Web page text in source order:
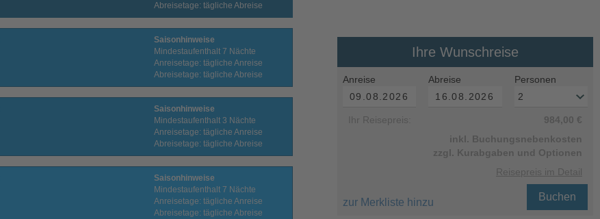
Ihre Wunschreise
Anreise Abreise Personen
Ihr Reisepreis:
984,00 €
inkl. Buchungsnebenkosten
zzgl. Kurabgaben und Optionen
Reisepreis im Detail
zur Merkliste hinzu Buchen
Abreisetage: tägliche Abreise
Saisonhinweise
Mindestaufenthalt 7 Nächte
Anreisetage: tägliche Anreise
Abreisetage: tägliche Abreise
Saisonhinweise
Mindestaufenthalt 3 Nächte
Anreisetage: tägliche Anreise
Abreisetage: tägliche Abreise
Saisonhinweise
Mindestaufenthalt 7 Nächte
Anreisetage: tägliche Anreise
Abreisetage: tägliche Abreise